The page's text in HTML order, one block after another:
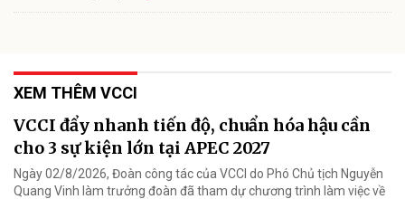
XEM THÊM VCCI
VCCI đẩy nhanh tiến độ, chuẩn hóa hậu cần
cho 3 sự kiện lớn tại APEC 2027
Ngày 02/8/2026, Đoàn công tác của VCCI do Phó Chủ tịch Nguyễn
Quang Vinh làm trưởng đoàn đã tham dự chương trình làm việc về